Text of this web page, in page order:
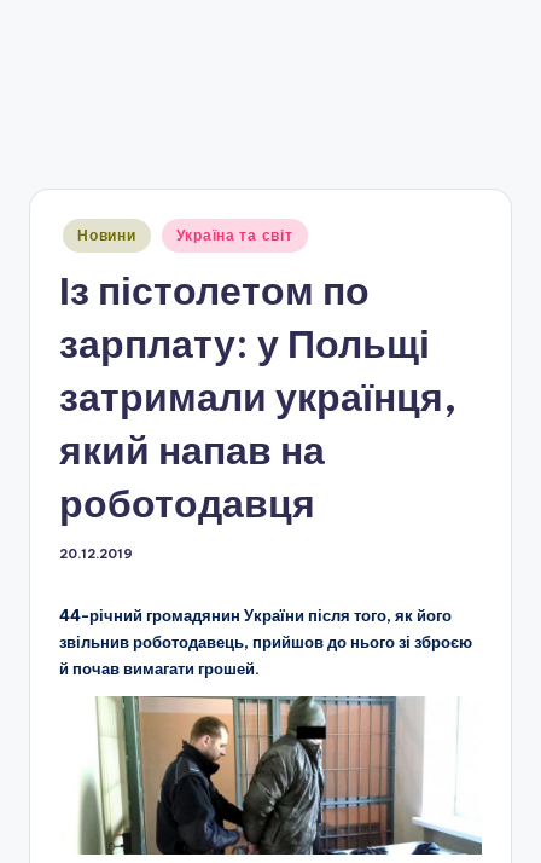
Опубліковано
Новини Україна та світ
Із пістолетом по
зарплату: у Польщі
затримали українця,
який напав на
роботодавця
20.12.2019
44-річний громадянин України після того, як його
звільнив роботодавець, прийшов до нього зі зброєю
й почав вимагати грошей.